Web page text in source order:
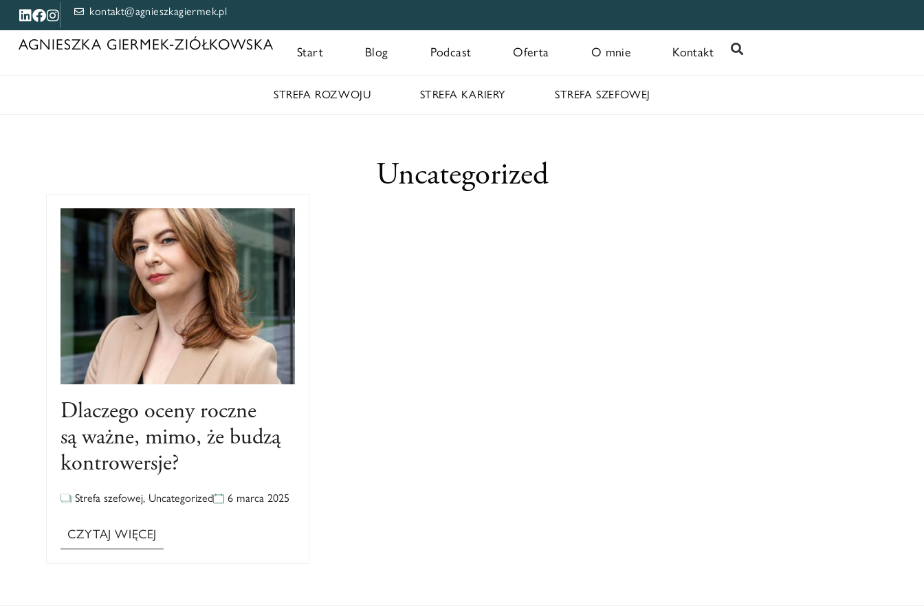
kontakt@agnieszkagiermek.pl
AGNIESZKA GIERMEK‑ZIÓŁKOWSKA Start Blog Podcast Oferta O mnie Kontakt
STREFA ROZWOJU STREFA KARIERY STREFA SZEFOWEJ
Uncategorized
Dlaczego oceny roczne
są ważne, mimo, że budzą
kontrowersje?
Strefa szefowej, Uncategorized 6 marca 2025
CZYTAJ WIĘCEJ